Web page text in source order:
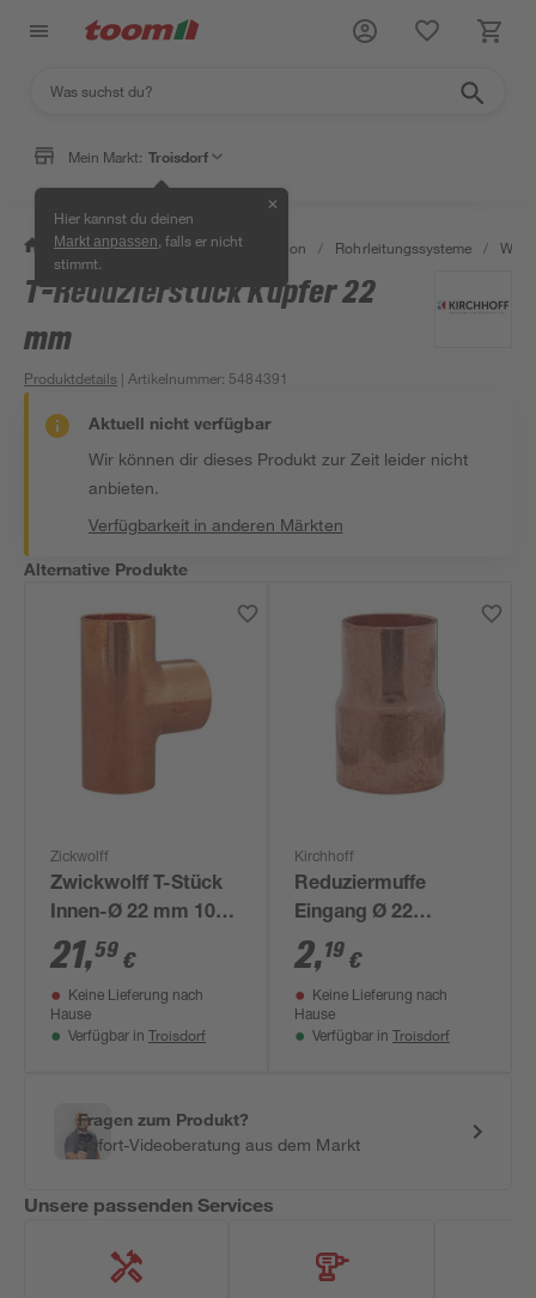
Mein Markt: Troisdorf
Hier kannst du deinen
Markt anpassen , falls er nicht
stimmt.
✕
/ Bad & Sanitär / Sanitärinstallation / Rohrleitungssysteme /
T-Reduzierstück Kupfer 22
mm
Produktdetails | Artikelnummer: 5484391
Aktuell nicht verfügbar
Wir können dir dieses Produkt zur Zeit leider nicht
anbieten.
Verfügbarkeit in anderen Märkten
Alternative Produkte
Zickwolff
Zwickwolff T-Stück
Innen-Ø 22 mm 10
Stück
21,59 €
Keine Lieferung nach
Hause
Verfügbar in Troisdorf
Kirchhoff
Reduziermuffe
Eingang Ø 22
Ausgang Ø 15 mm
2,19 €
Keine Lieferung nach
Hause
Verfügbar in Troisdorf
Fragen zum Produkt?
Sofort-Videoberatung aus dem Markt
Unsere passenden Services